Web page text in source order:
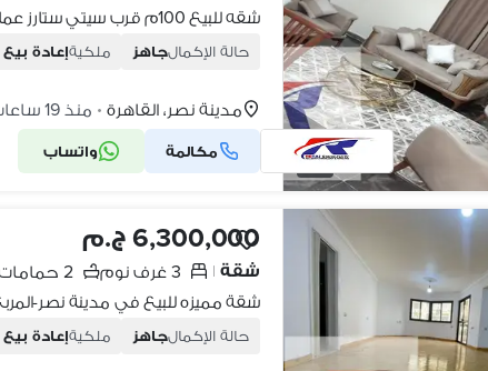
4
حالة الإكمالجاهز ملكيةإعادة بيع
مدينة نصر، القاهرة • منذ 19 ساعات
مكالمة واتساب
6,300,000 ج.م
شقة | 3 غرف نوم 2 حمامات
حالة الإكمالجاهز ملكيةإعادة بيع